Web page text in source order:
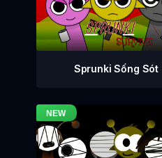
Sprunki Sống Sót